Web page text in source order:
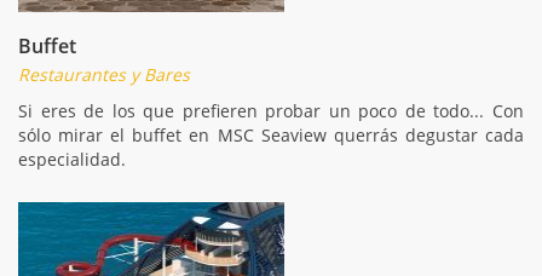
Buffet
Restaurantes y Bares
Si eres de los que prefieren probar un poco de todo... Con
sólo mirar el buffet en MSC Seaview querrás degustar cada
especialidad.